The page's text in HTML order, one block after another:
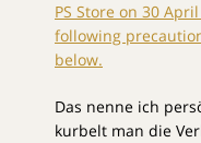
PS Store on 30
following
below.
Das nenne ich
kurbelt man die